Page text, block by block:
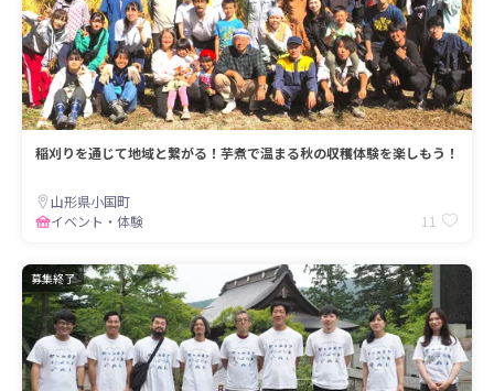
稲刈りを通じて地域と繋がる！芋煮で温まる秋の収穫体験を楽しもう！
山形県小国町
イベント・体験
11
募集終了